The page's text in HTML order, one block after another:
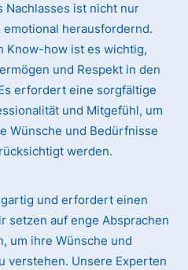
Nachlasses ist nicht nur
herausfordernd.
Know-how ist es wichtig,
und Respekt in den
erfordert eine sorgfältige
und Mitgefühl, um
Wünsche und Bedürfnisse
werden.
und erfordert einen
setzen auf enge Absprachen
um ihre Wünsche und
verstehen. Unsere Experten